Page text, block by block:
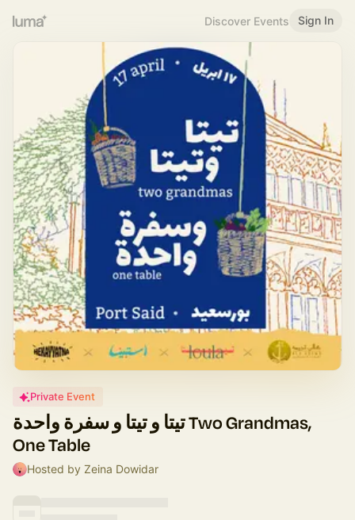
Discover Events Sign In
Private Event
تيتا و تيتا و سفرة واحدة Two Grandmas,
One Table
Hosted by Zeina Dowidar